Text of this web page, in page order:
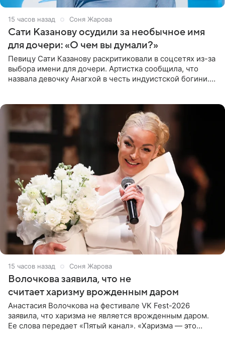
15 часов назад Соня Жарова
Сати Казанову осудили за необычное имя
для дочери: «О чем вы думали?»
Певицу Сати Казанову раскритиковали в соцсетях из-за
выбора имени для дочери. Артистка сообщила, что
назвала девочку Анагхой в честь индуистской богини.
15 часов назад Соня Жарова
Волочкова заявила, что не
считает харизму врожденным даром
Анастасия Волочкова на фестивале VK Fest-2026
заявила, что харизма не является врожденным даром.
Ее слова передает «Пятый канал». «Харизма — это